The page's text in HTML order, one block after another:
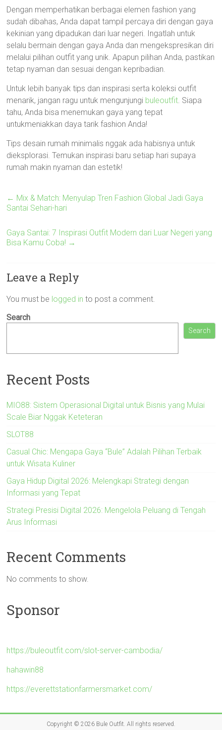
Dengan memperhatikan berbagai elemen fashion yang
sudah dibahas, Anda dapat tampil percaya diri dengan gaya
kekinian yang dipadukan dari luar negeri. Ingatlah untuk
selalu bermain dengan gaya Anda dan mengekspresikan diri
melalui pilihan outfit yang unik. Apapun pilihan Anda, pastikan
tetap nyaman dan sesuai dengan kepribadian.
Untuk lebih banyak tips dan inspirasi serta koleksi outfit
menarik, jangan ragu untuk mengunjungi buleoutfit. Siapa
tahu, Anda bisa menemukan gaya yang tepat
untukmeniakkan daya tarik fashion Anda!
Tips desain rumah minimalis nggak ada habisnya untuk
dieksplorasi. Temukan inspirasi baru setiap hari supaya
rumah makin nyaman dan estetik!
← Mix & Match: Menyulap Tren Fashion Global Jadi Gaya
Santai Sehari-hari
Gaya Santai: 7 Inspirasi Outfit Modern dari Luar Negeri yang
Bisa Kamu Coba! →
Leave a Reply
You must be logged in to post a comment.
Search
Search
Recent Posts
MIO88: Sistem Operasional Digital untuk Bisnis yang Mulai
Scale Biar Nggak Keteteran
SLOT88
Casual Chic: Mengapa Gaya “Bule” Adalah Pilihan Terbaik
untuk Wisata Kuliner
Gaya Hidup Digital 2026: Melengkapi Strategi dengan
Informasi yang Tepat
Strategi Presisi Digital 2026: Mengelola Peluang di Tengah
Arus Informasi
Recent Comments
No comments to show.
Sponsor
https://buleoutfit.com/slot-server-cambodia/
hahawin88
https://everettstationfarmersmarket.com/
Copyright © 2026 Bule Outfit . All rights reserved.